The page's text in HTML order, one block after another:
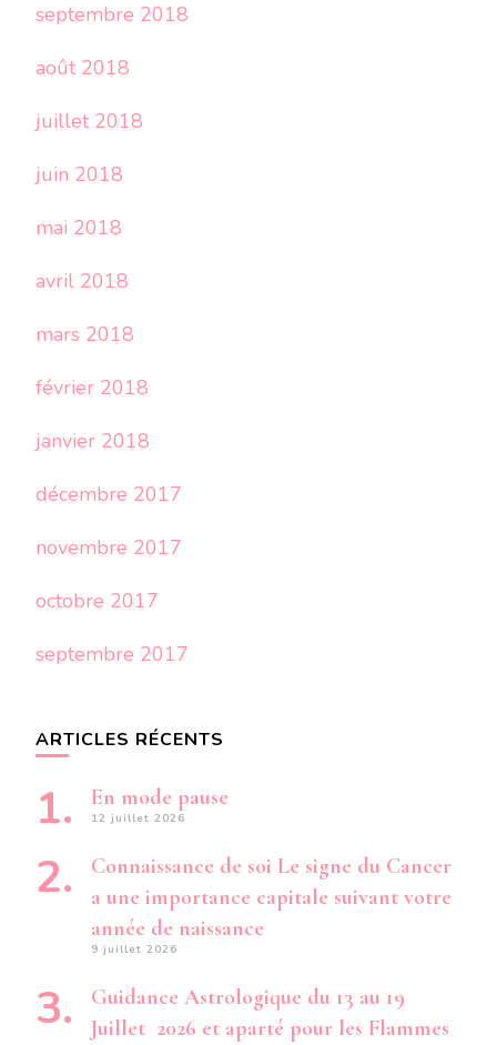
septembre 2018
août 2018
juillet 2018
juin 2018
mai 2018
avril 2018
mars 2018
février 2018
janvier 2018
décembre 2017
novembre 2017
octobre 2017
septembre 2017
ARTICLES RÉCENTS
En mode pause
12 juillet 2026
Connaissance de soi Le signe du Cancer
a une importance capitale suivant votre
année de naissance
9 juillet 2026
Guidance Astrologique du 13 au 19
Juillet 2026 et aparté pour les Flammes